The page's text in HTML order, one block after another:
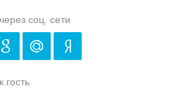
соц. сети
гость